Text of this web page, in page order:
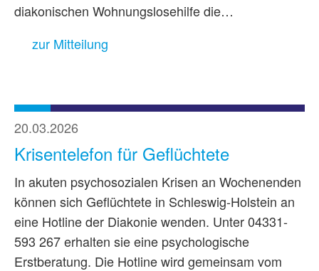
diakonischen Wohnungslosehilfe die…
zur Mitteilung
20.03.2026
Krisentelefon für Geflüchtete
In akuten psychosozialen Krisen an Wochenenden
können sich Geflüchtete in Schleswig-Holstein an
eine Hotline der Diakonie wenden. Unter 04331-
593 267 erhalten sie eine psychologische
Erstberatung. Die Hotline wird gemeinsam vom